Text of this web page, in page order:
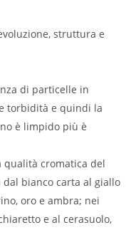
struttura e
di particelle in
torbidità e quindi la
è limpido più è
qualità cromatica del
bianco carta al giallo
oro e ambra; nei
e al cerasuolo,